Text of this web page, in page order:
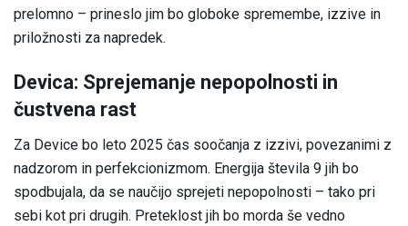
prelomno – prineslo jim bo globoke spremembe, izzive in
priložnosti za napredek.
Devica: Sprejemanje nepopolnosti in
čustvena rast
Za Device bo leto 2025 čas soočanja z izzivi, povezanimi z
nadzorom in perfekcionizmom. Energija števila 9 jih bo
spodbujala, da se naučijo sprejeti nepopolnosti – tako pri
sebi kot pri drugih. Preteklost jih bo morda še vedno